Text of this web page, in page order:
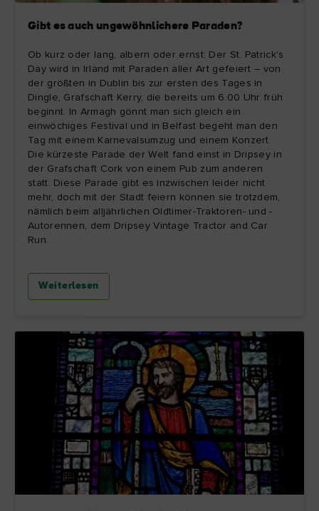
Gibt es auch ungewöhnlichere Paraden?
Ob kurz oder lang, albern oder ernst: Der St. Patrick's
Day wird in Irland mit Paraden aller Art gefeiert – von
der größten in Dublin bis zur ersten des Tages in
Dingle, Grafschaft Kerry, die bereits um 6.00 Uhr früh
beginnt. In Armagh gönnt man sich gleich ein
einwöchiges Festival und in Belfast begeht man den
Tag mit einem Karnevalsumzug und einem Konzert.
Die kürzeste Parade der Welt fand einst in Dripsey in
der Grafschaft Cork von einem Pub zum anderen
statt. Diese Parade gibt es inzwischen leider nicht
mehr, doch mit der Stadt feiern können sie trotzdem,
nämlich beim alljährlichen Oldtimer-Traktoren- und -
Autorennen, dem Dripsey Vintage Tractor and Car
Run.
Weiterlesen